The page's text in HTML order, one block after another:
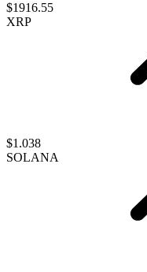
$1916.55
XRP
$1.038
SOLANA